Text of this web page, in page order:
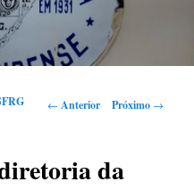
Navegação de Posts
← Anterior Próximo →
da